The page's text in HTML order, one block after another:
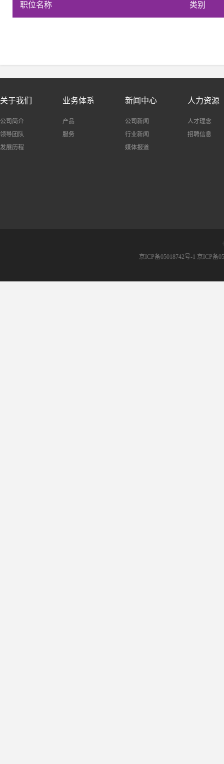
职位名称 类别
关于我们
公司简介
领导团队
发展历程
业务体系
产品
服务
新闻中心
公司新闻
行业新闻
媒体报道
人力资源
人才理念
招聘信息
京ICP备05018742号-1 京ICP备